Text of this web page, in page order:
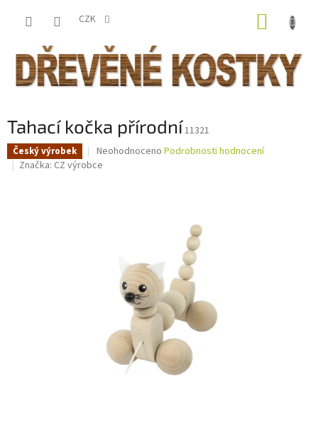
CZK
Tahací kočka přírodní11321
Český výrobek
Průměrné
hodnocení
Neohodnoceno Podrobnosti hodnocení
Značka: CZ výrobce